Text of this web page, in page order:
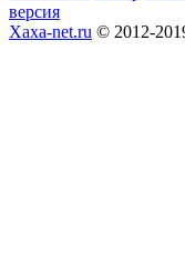
версия
Xaxa-net.ru © 2012-